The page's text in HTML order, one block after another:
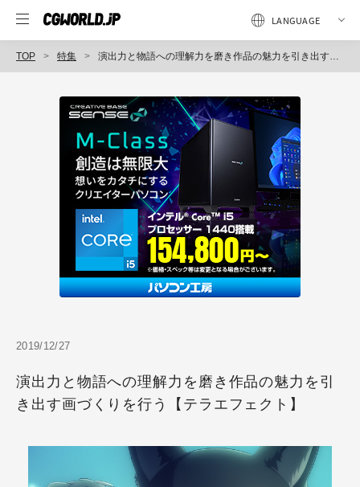
TOP 特集 演出力と物語への理解力を磨き作品の魅力を引き出す画づくりを行う【テラエフェクト】
2019/12/27
演出力と物語への理解力を磨き作品の魅力を引
き出す画づくりを行う【テラエフェクト】